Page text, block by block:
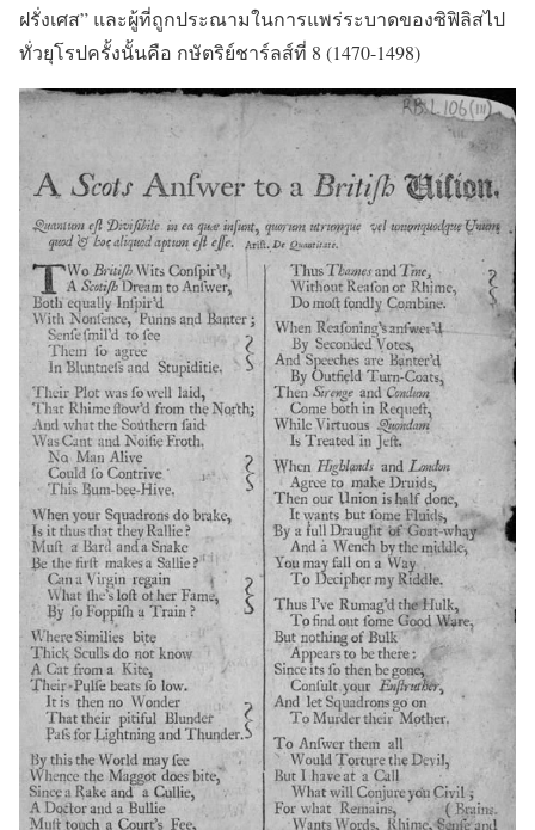
ฝรั่งเศส” และผู้ที่ถูกประณามในการแพร่ระบาดของซิฟิลิสไป
ทั่วยุโรปครั้งนั้นคือ กษัตริย์ชาร์ลส์ที่ 8 (1470-1498)